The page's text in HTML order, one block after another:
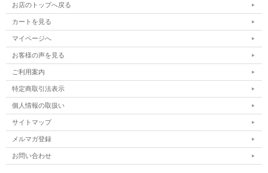
お店のトップへ戻る
カートを見る
マイページへ
お客様の声を見る
ご利用案内
特定商取引法表示
個人情報の取扱い
サイトマップ
メルマガ登録
お問い合わせ